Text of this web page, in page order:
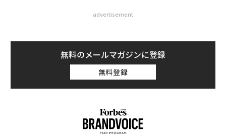
advertisement
無料のメールマガジンに登録
無料登録